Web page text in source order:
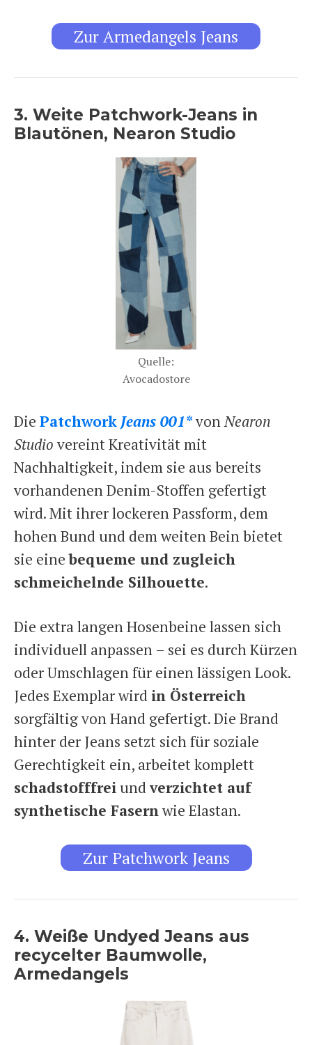
Zur Armedangels Jeans
3. Weite Patchwork-Jeans in
Blautönen, Nearon Studio
Quelle:
Avocadostore
Die Patchwork Jeans 001*vonNearon
Studiovereint Kreativität mit
Nachhaltigkeit, indem sie aus bereits
vorhandenen Denim-Stoffen gefertigt
wird. Mit ihrer lockeren Passform, dem
hohen Bund und dem weiten Bein bietet
sie einebequeme und zugleich
schmeichelnde Silhouette.
Die extra langen Hosenbeine lassen sich
individuell anpassen – sei es durch Kürzen
oder Umschlagen für einen lässigen Look.
Jedes Exemplar wird in Österreich
sorgfältig von Hand gefertigt. Die Brand
hinter der Jeans setzt sich für soziale
Gerechtigkeit ein, arbeitet komplett
schadstofffrei undverzichtet auf
synthetische Fasernwie Elastan.
Zur Patchwork Jeans
4. Weiße Undyed Jeans aus
recycelter Baumwolle,
Armedangels